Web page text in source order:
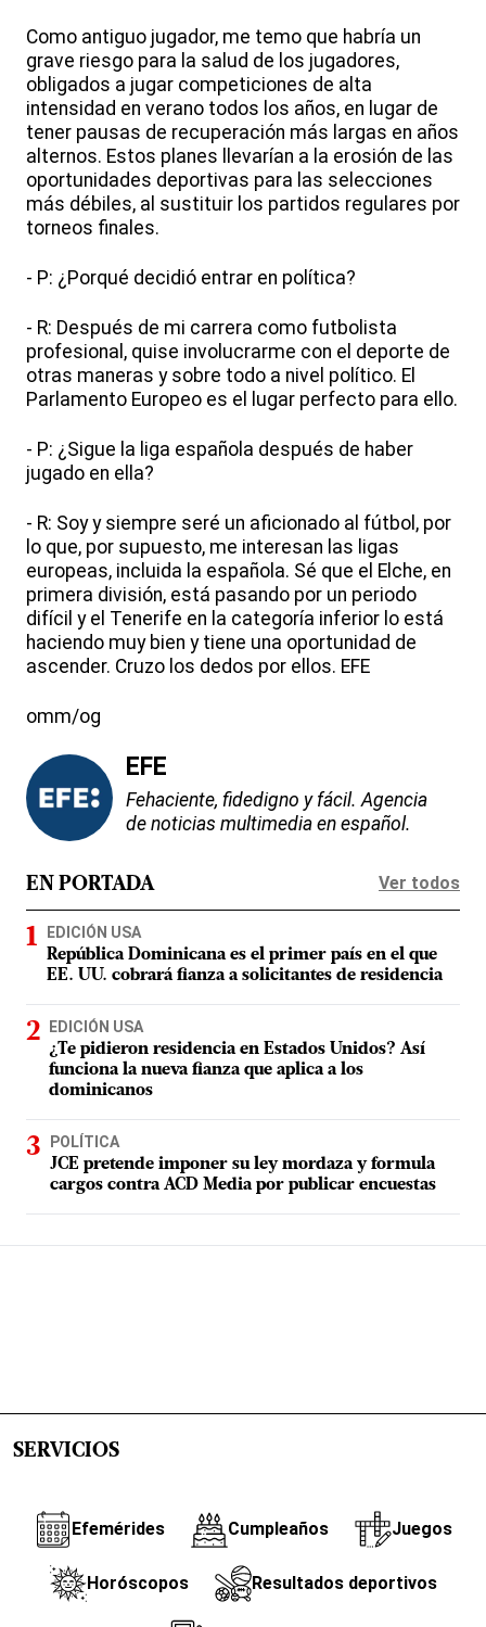
Como antiguo jugador, me temo que habría un
grave riesgo para la salud de los jugadores,
obligados a jugar competiciones de alta
intensidad en verano todos los años, en lugar de
tener pausas de recuperación más largas en años
alternos. Estos planes llevarían a la erosión de las
oportunidades deportivas para las selecciones
más débiles, al sustituir los partidos regulares por
torneos finales.
- P: ¿Porqué decidió entrar en política?
- R: Después de mi carrera como futbolista
profesional, quise involucrarme con el deporte de
otras maneras y sobre todo a nivel político. El
Parlamento Europeo es el lugar perfecto para ello.
- P: ¿Sigue la liga española después de haber
jugado en ella?
- R: Soy y siempre seré un aficionado al fútbol, por
lo que, por supuesto, me interesan las ligas
europeas, incluida la española. Sé que el Elche, en
primera división, está pasando por un periodo
difícil y el Tenerife en la categoría inferior lo está
haciendo muy bien y tiene una oportunidad de
ascender. Cruzo los dedos por ellos. EFE
omm/og
EFE
Fehaciente, fidedigno y fácil. Agencia
de noticias multimedia en español.
EN PORTADA Ver todos
EDICIÓN USA
República Dominicana es el primer país en el que
EE. UU. cobrará fianza a solicitantes de residencia
EDICIÓN USA
¿Te pidieron residencia en Estados Unidos? Así
funciona la nueva fianza que aplica a los
dominicanos
POLÍTICA
JCE pretende imponer su ley mordaza y formula
cargos contra ACD Media por publicar encuestas
SERVICIOS
Efemérides Cumpleaños Juegos
Horóscopos Resultados deportivos